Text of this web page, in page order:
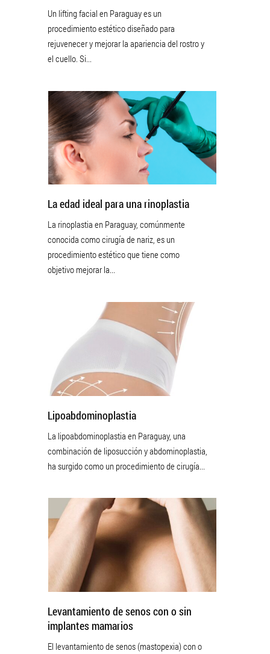
Un lifting facial en Paraguay es un
procedimiento estético diseñado para
rejuvenecer y mejorar la apariencia del rostro y
el cuello. Si...
La edad ideal para una rinoplastia
La rinoplastia en Paraguay, comúnmente
conocida como cirugía de nariz, es un
procedimiento estético que tiene como
objetivo mejorar la...
Lipoabdominoplastia
La lipoabdominoplastia en Paraguay, una
combinación de liposucción y abdominoplastia,
ha surgido como un procedimiento de cirugía...
Levantamiento de senos con o sin
implantes mamarios
El levantamiento de senos (mastopexia) con o